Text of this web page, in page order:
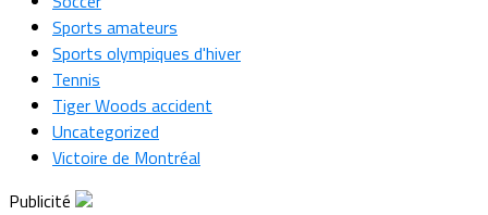
Sports amateurs
Sports olympiques d'hiver
Tennis
Tiger Woods accident
Uncategorized
Victoire de Montréal
Publicité